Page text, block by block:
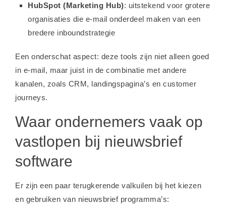
HubSpot (Marketing Hub): uitstekend voor grotere
organisaties die e-mail onderdeel maken van een
bredere inboundstrategie
Een onderschat aspect: deze tools zijn niet alleen goed
in e-mail, maar juist in de combinatie met andere
kanalen, zoals CRM, landingspagina’s en customer
journeys.
Waar ondernemers vaak op
vastlopen bij nieuwsbrief
software
Er zijn een paar terugkerende valkuilen bij het kiezen
en gebruiken van nieuwsbrief programma’s: